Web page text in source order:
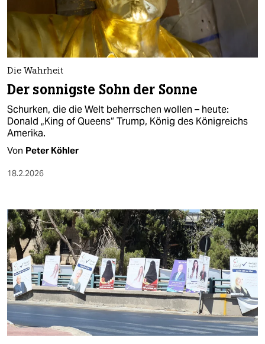
nord
wahrheit
verlag
verlag
veranstaltungen
shop
fragen & hilfe
abo
genossenschaft
epaper login
Die Wahrheit
Der sonnigste Sohn der Sonne
Schurken, die die Welt beherrschen wollen – heute:
Donald „King of Queens“ Trump, König des Königreichs
Amerika.
Von Peter Köhler
18.2.2026